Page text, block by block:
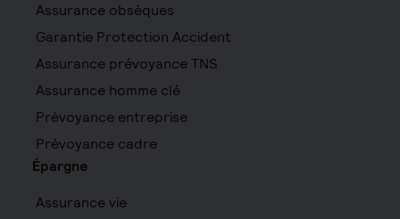
Assurance obsèques
Garantie Protection Accident
Assurance prévoyance TNS
Assurance homme clé
Prévoyance entreprise
Prévoyance cadre
Épargne
Assurance vie